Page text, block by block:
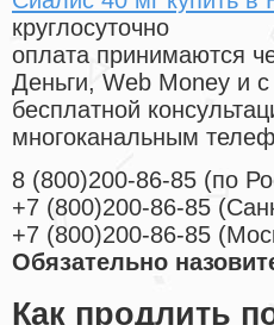
круглосуточно
оплата принимаются
Деньги, Web Money и
бесплатной
многоканальным
8 (800)200-86-85 (по
+7 (800)200-86-85 (
+7 (800)200-86-85 (
Обязательно
Как продлить